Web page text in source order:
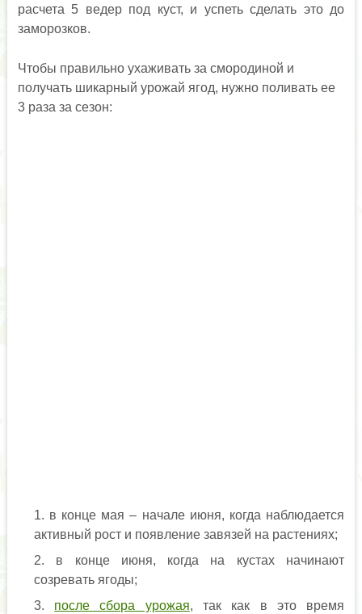
расчета 5 ведер под куст, и успеть сделать это до
заморозков.
Чтобы правильно ухаживать за смородиной и
получать шикарный урожай ягод, нужно поливать ее
3 раза за сезон:
в конце мая – начале июня, когда наблюдается
активный рост и появление завязей на растениях;
в конце июня, когда на кустах начинают
созревать ягоды;
после сбора урожая, так как в это время